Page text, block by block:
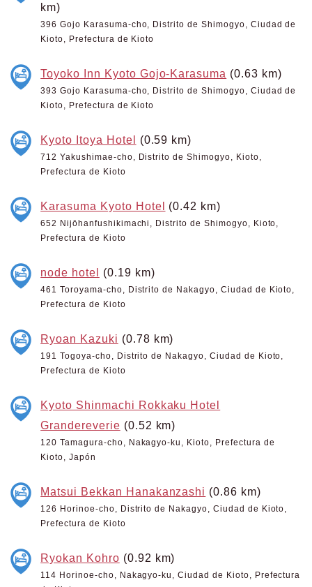
km)
396 Gojo Karasuma-cho, Distrito de Shimogyo, Ciudad de
Kioto, Prefectura de Kioto
Toyoko Inn Kyoto Gojo-Karasuma (0.63 km)
393 Gojo Karasuma-cho, Distrito de Shimogyo, Ciudad de
Kioto, Prefectura de Kioto
Kyoto Itoya Hotel (0.59 km)
712 Yakushimae-cho, Distrito de Shimogyo, Kioto,
Prefectura de Kioto
Karasuma Kyoto Hotel (0.42 km)
652 Nijōhanfushikimachi, Distrito de Shimogyo, Kioto,
Prefectura de Kioto
node hotel (0.19 km)
461 Toroyama-cho, Distrito de Nakagyo, Ciudad de Kioto,
Prefectura de Kioto
Ryoan Kazuki (0.78 km)
191 Togoya-cho, Distrito de Nakagyo, Ciudad de Kioto,
Prefectura de Kioto
Kyoto Shinmachi Rokkaku Hotel
Grandereverie (0.52 km)
120 Tamagura-cho, Nakagyo-ku, Kioto, Prefectura de
Kioto, Japón
Matsui Bekkan Hanakanzashi (0.86 km)
126 Horinoe-cho, Distrito de Nakagyo, Ciudad de Kioto,
Prefectura de Kioto
Ryokan Kohro (0.92 km)
114 Horinoe-cho, Nakagyo-ku, Ciudad de Kioto, Prefectura